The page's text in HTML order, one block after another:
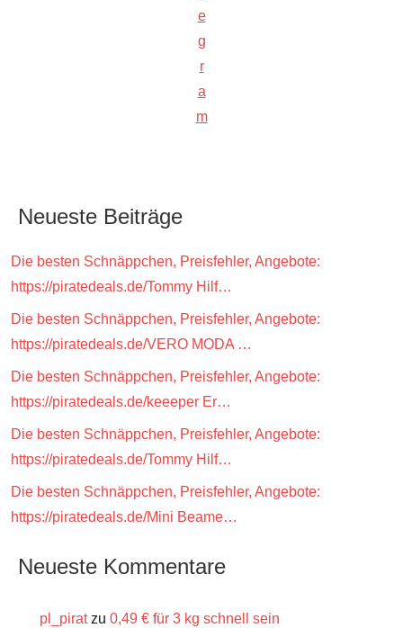
e
g
r
a
m
Neueste Beiträge
Die besten Schnäppchen, Preisfehler, Angebote:
https://piratedeals.de/Tommy Hilf…
Die besten Schnäppchen, Preisfehler, Angebote:
https://piratedeals.de/VERO MODA …
Die besten Schnäppchen, Preisfehler, Angebote:
https://piratedeals.de/keeeper Er…
Die besten Schnäppchen, Preisfehler, Angebote:
https://piratedeals.de/Tommy Hilf…
Die besten Schnäppchen, Preisfehler, Angebote:
https://piratedeals.de/Mini Beame…
Neueste Kommentare
pl_piratzu 0,49 € für 3 kg schnell sein